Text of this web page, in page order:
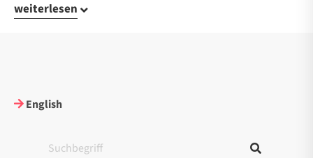
weiterlesen
English